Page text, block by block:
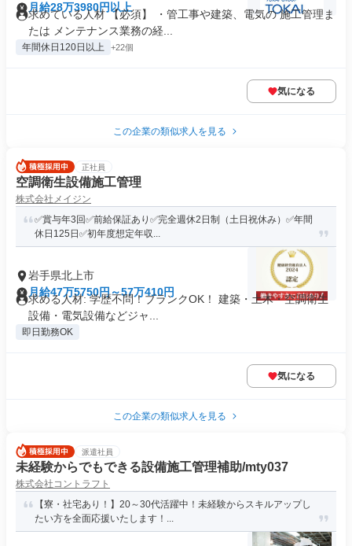
月給28万3980円以上
求めている人材 【必須】 ・管工事や建築、電気の 施工管理ま
たは メンテナンス業務の経...
年間休日120日以上 +22個
気になる
この企業の類似求人を見る
正社員
空調衛生設備施工管理
株式会社メイジン
✅賞与年3回✅前給保証あり✅完全週休2日制（土日祝休み）✅年間
休日125日✅初年度想定年収...
岩手県北上市
月給47万5750円～57万410円
求める人材: 学歴不問！ブランクOK！ 建築・土木・空調衛生
設備・電気設備などジャ...
即日勤務OK
気になる
この企業の類似求人を見る
派遣社員
未経験からでもできる設備施工管理補助/mty037
株式会社コントラフト
【寮・社宅あり！】20～30代活躍中！未経験からスキルアップし
たい方を全面応援いたします！...